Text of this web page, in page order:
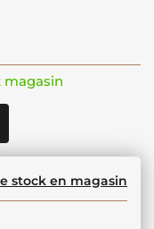
magasin
stock en magasin